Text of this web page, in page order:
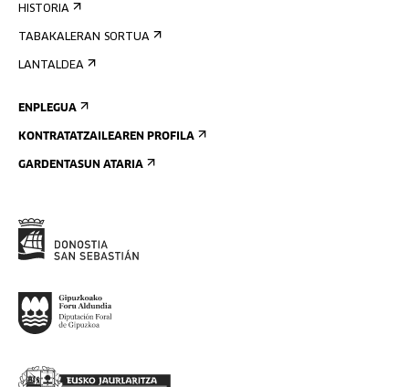
HISTORIA
TABAKALERAN SORTUA
LANTALDEA
ENPLEGUA
KONTRATATZAILEAREN PROFILA
GARDENTASUN ATARIA